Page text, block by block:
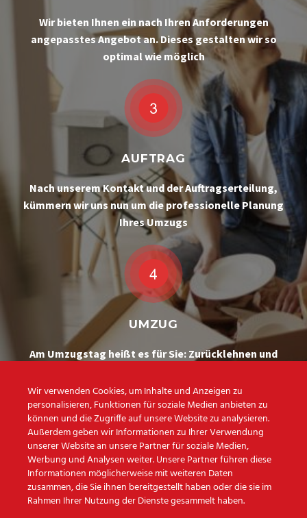
Wir bieten Ihnen ein nach Ihren Anforderungen
angepasstes Angebot an. Dieses gestalten wir so
optimal wie möglich
AUFTRAG
Nach unserem Kontakt und der Auftragserteilung,
kümmern wir uns nun um die professionelle Planung
Ihres Umzugs
UMZUG
Am Umzugstag heißt es für Sie: Zurücklehnen und
Wir erledigen Ihren Umzug professionell und
zuverlässig
DasTeam vom
Wir verwenden Cookies, um Inhalte und Anzeigen zu
personalisieren, Funktionen für soziale Medien anbieten zu
können und die Zugriffe auf unsere Website zu analysieren.
Außerdem geben wir Informationen zu Ihrer Verwendung
unserer Website an unsere Partner für soziale Medien,
Werbung und Analysen weiter. Unsere Partner führen diese
Informationen möglicherweise mit weiteren Daten
zusammen, die Sie ihnen bereitgestellt haben oder die sie im
Rahmen Ihrer Nutzung der Dienste gesammelt haben.